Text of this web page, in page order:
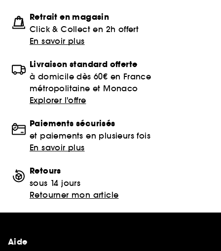
Retrait en magasin
Click & Collect en 2h offert
En savoir plus
Livraison standard offerte
à domicile dès 60€ en France
métropolitaine et Monaco
Explorer l'offre
Paiements sécurisés
et paiements en plusieurs fois
En savoir plus
Retours
sous 14 jours
Retourner mon article
Aide